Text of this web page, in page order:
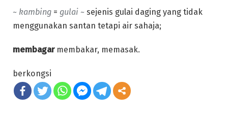
~ kambing = gulai ~ sejenis gulai daging yang tidak
menggunakan santan tetapi air sahaja;
membagarmembakar, memasak.
berkongsi